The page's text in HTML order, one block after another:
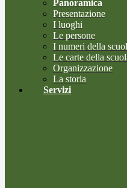
Panoramica
Presentazione
I luoghi
Le persone
I numeri della
Le carte della
Organizzazione
La storia
Servizi